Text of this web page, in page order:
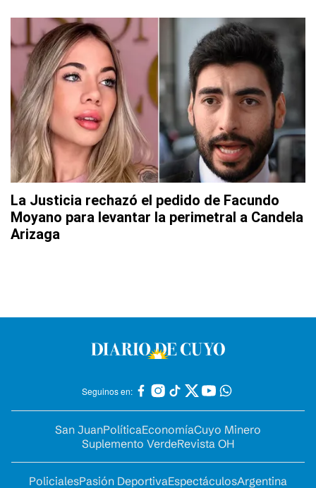
La Justicia rechazó el pedido de Facundo
Moyano para levantar la perimetral a Candela
Arizaga
Seguinos en:
San JuanPolíticaEconomíaCuyo Minero
Suplemento VerdeRevista OH
PolicialesPasión DeportivaEspectáculosArgentina